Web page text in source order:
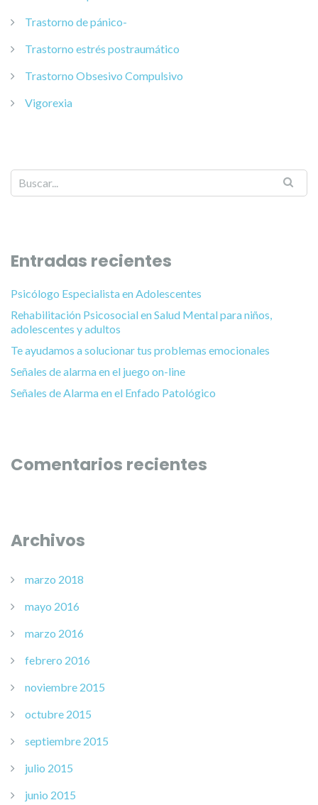
Trastorno de pánico-
Trastorno estrés postraumático
Trastorno Obsesivo Compulsivo
Vigorexia
Entradas recientes
Psicólogo Especialista en Adolescentes
Rehabilitación Psicosocial en Salud Mental para niños,
adolescentes y adultos
Te ayudamos a solucionar tus problemas emocionales
Señales de alarma en el juego on-line
Señales de Alarma en el Enfado Patológico
Comentarios recientes
Archivos
marzo 2018
mayo 2016
marzo 2016
febrero 2016
noviembre 2015
octubre 2015
septiembre 2015
julio 2015
junio 2015